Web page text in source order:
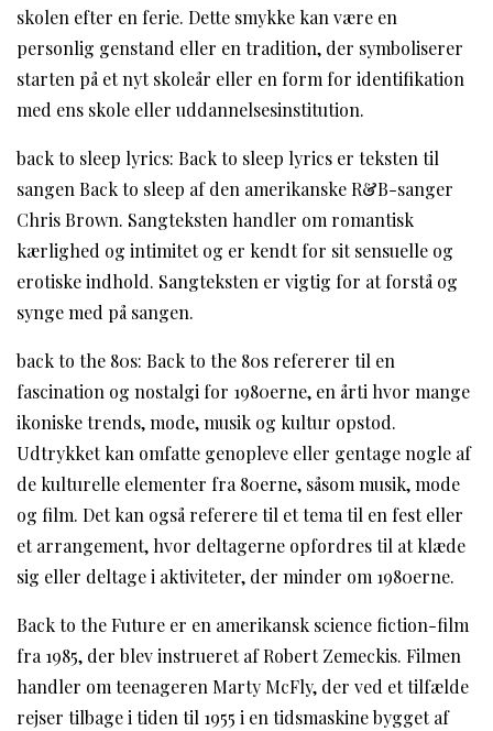
skolen efter en ferie. Dette smykke kan være en
personlig genstand eller en tradition, der symboliserer
starten på et nyt skoleår eller en form for identifikation
med ens skole eller uddannelsesinstitution.
back to sleep lyrics: Back to sleep lyrics er teksten til
sangen Back to sleep af den amerikanske R&B-sanger
Chris Brown. Sangteksten handler om romantisk
kærlighed og intimitet og er kendt for sit sensuelle og
erotiske indhold. Sangteksten er vigtig for at forstå og
synge med på sangen.
back to the 80s: Back to the 80s refererer til en
fascination og nostalgi for 1980erne, en årti hvor mange
ikoniske trends, mode, musik og kultur opstod.
Udtrykket kan omfatte genopleve eller gentage nogle af
de kulturelle elementer fra 80erne, såsom musik, mode
og film. Det kan også referere til et tema til en fest eller
et arrangement, hvor deltagerne opfordres til at klæde
sig eller deltage i aktiviteter, der minder om 1980erne.
Back to the Future er en amerikansk science fiction-film
fra 1985, der blev instrueret af Robert Zemeckis. Filmen
handler om teenageren Marty McFly, der ved et tilfælde
rejser tilbage i tiden til 1955 i en tidsmaskine bygget af